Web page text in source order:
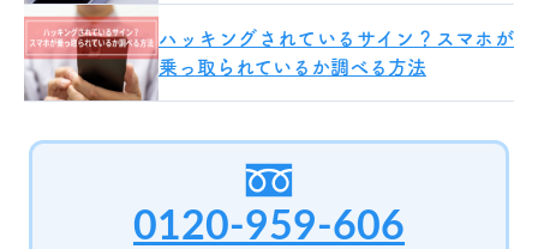
ハッキングされているサイン？スマホが
乗っ取られているか調べる方法
0120-959-606